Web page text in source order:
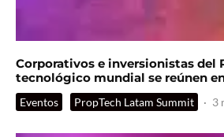
Corporativos e inversionistas del
tecnológico mundial se reúnen
Eventos PropTech Latam Summit · 3